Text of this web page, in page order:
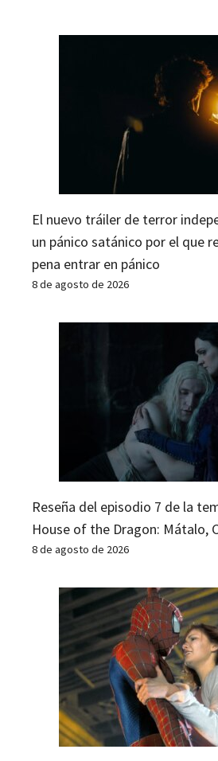
El nuevo tráiler de terror
un pánico satánico por el que
pena entrar en pánico
8 de agosto de 2026
Reseña del episodio 7 de la
House of the Dragon: Mátalo,
8 de agosto de 2026